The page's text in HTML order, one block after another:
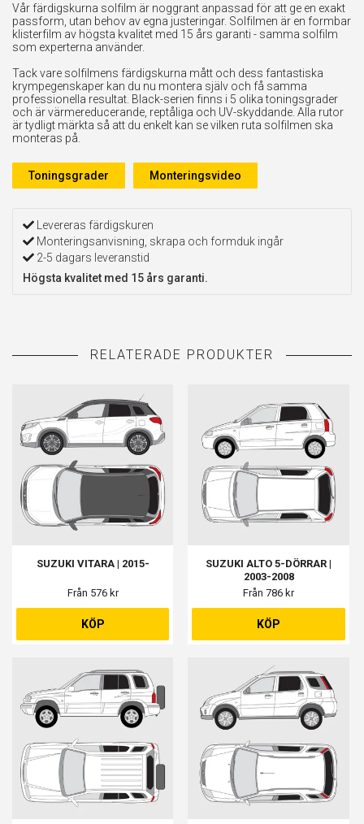
Vår färdigskurna solfilm är noggrant anpassad för att ge en exakt
passform, utan behov av egna justeringar. Solfilmen är en formbar
klisterfilm av högsta kvalitet med 15 års garanti - samma solfilm
som experterna använder.
Tack vare solfilmens färdigskurna mått och dess fantastiska
krympegenskaper kan du nu montera själv och få samma
professionella resultat. Black-serien finns i 5 olika toningsgrader
och är värmereducerande, reptåliga och UV-skyddande. Alla rutor
är tydligt märkta så att du enkelt kan se vilken ruta solfilmen ska
monteras på.
Toningsgrader Monteringsvideo
Levereras färdigskuren
Monteringsanvisning, skrapa och formduk ingår
2-5 dagars leveranstid
Högsta kvalitet med 15 års garanti.
SUZUKI VITARA | 2015-
Från 576 kr
KÖP
SUZUKI ALTO 5-DÖRRAR |
2003-2008
Från 786 kr
KÖP